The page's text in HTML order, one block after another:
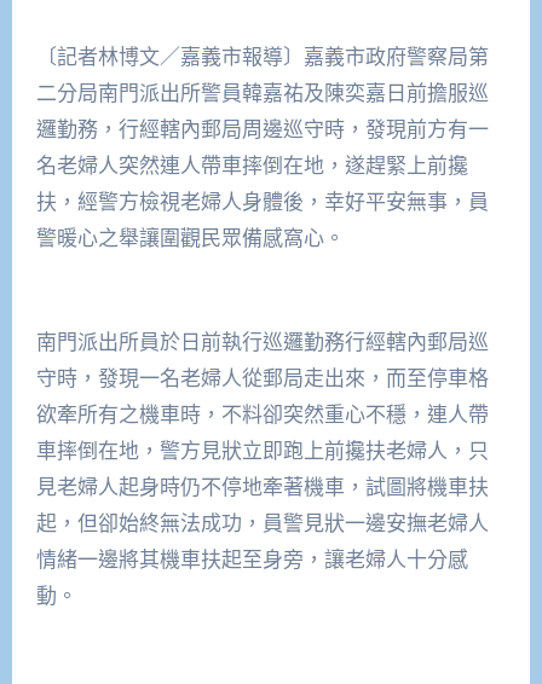
〔記者林博文／嘉義市報導〕嘉義市政府警察局第
二分局南門派出所警員韓嘉祐及陳奕嘉日前擔服巡
邏勤務，行經轄內郵局周邊巡守時，發現前方有一
名老婦人突然連人帶車摔倒在地，遂趕緊上前攙
扶，經警方檢視老婦人身體後，幸好平安無事，員
警暖心之舉讓圍觀民眾備感窩心。
南門派出所員於日前執行巡邏勤務行經轄內郵局巡
守時，發現一名老婦人從郵局走出來，而至停車格
欲牽所有之機車時，不料卻突然重心不穩，連人帶
車摔倒在地，警方見狀立即跑上前攙扶老婦人，只
見老婦人起身時仍不停地牽著機車，試圖將機車扶
起，但卻始終無法成功，員警見狀一邊安撫老婦人
情緒一邊將其機車扶起至身旁，讓老婦人十分感
動。